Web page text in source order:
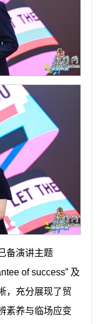
备演讲主题
of success” 及
，充分展现了贸
素养与临场应变